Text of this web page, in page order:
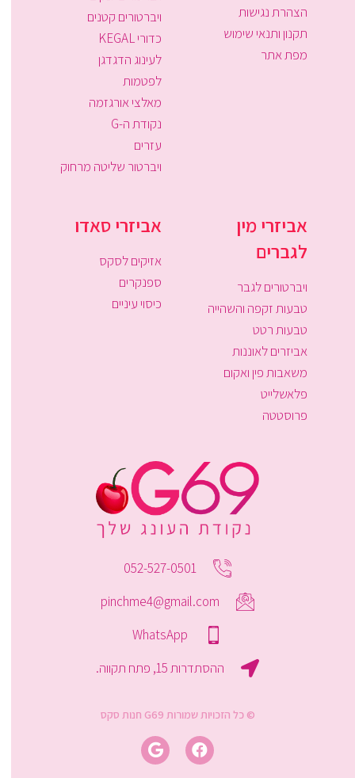
הצהרת נגישות
תקנון ותנאי שימוש
מפת אתר
ויברטורים קטנים
כדורי KEGAL
לעינוג הדגדגן
לפטמות
מאלצי אורגזמה
נקודת ה-G
עזרים
ויברטור שליטה מרחוק
אביזרי מין
לגברים
ויברטורים לגבר
טבעות זקפה והשהייה
טבעות רטט
אביזרים לאוננות
משאבות פין ואקום
פלאשלייט
פרוסטטה
אביזרי סאדו
אזיקים לסקס
ספנקרים
כיסוי עיניים
052-527-0501
pinchme4@gmail.com
WhatsApp
ההסתדרות 15, פתח תקווה.
© כל הזכויות שמורות G69 חנות סקס